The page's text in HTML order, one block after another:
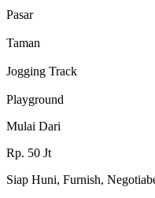
Pasar
Taman
Jogging Track
Playground
Mulai Dari
Rp. 50 Jt
Siap Huni, Furnish,